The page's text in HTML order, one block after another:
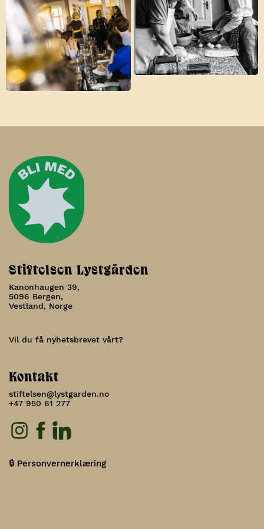
Stiftelsen Lystgården
Kanonhaugen 39,
5096 Bergen,
Vestland, Norge
Vil du få nyhetsbrevet vårt?
Kontakt
stiftelsen@lystgarden.no
+47 950 61 277
🔒 Personvernerklæring